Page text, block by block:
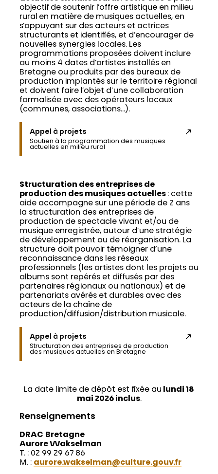
objectif de soutenir l’offre artistique en milieu
rural en matière de musiques actuelles, en
s’appuyant sur des acteurs et actrices
structurants et identifiés, et d’encourager de
nouvelles synergies locales. Les
programmations proposées doivent inclure
au moins 4 dates d’artistes installés en
Bretagne ou produits par des bureaux de
production implantés sur le territoire régional
et doivent faire l’objet d’une collaboration
formalisée avec des opérateurs locaux
(communes, associations…).
Appel à projets
Soutien à la programmation des musiques
actuelles en milieu rural
Structuration des entreprises de
production des musiques actuelles : cette
aide accompagne sur une période de 2 ans
la structuration des entreprises de
production de spectacle vivant et/ou de
musique enregistrée, autour d’une stratégie
de développement ou de réorganisation. La
structure doit pouvoir témoigner d’une
reconnaissance dans les réseaux
professionnels (les artistes dont les projets ou
albums sont repérés et diffusés par des
partenaires régionaux ou nationaux) et de
partenariats avérés et durables avec des
acteurs de la chaîne de
production/diffusion/distribution musicale.
Appel à projets
Structuration des entreprises de production
des musiques actuelles en Bretagne
La date limite de dépôt est fixée au lundi 18
mai 2026 inclus.
Renseignements
DRAC Bretagne
Aurore Wakselman
T. : 02 99 29 67 86
M. : aurore.wakselman@culture.gouv.fr